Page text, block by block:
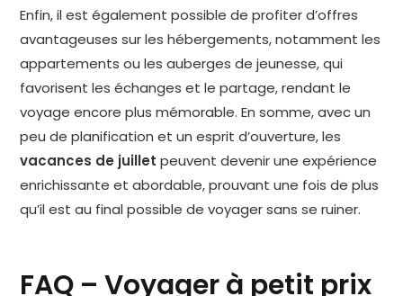
Enfin, il est également possible de profiter d’offres
avantageuses sur les hébergements, notamment les
appartements ou les auberges de jeunesse, qui
favorisent les échanges et le partage, rendant le
voyage encore plus mémorable. En somme, avec un
peu de planification et un esprit d’ouverture, les
vacances de juillet peuvent devenir une expérience
enrichissante et abordable, prouvant une fois de plus
qu’il est au final possible de voyager sans se ruiner.
FAQ – Voyager à petit prix